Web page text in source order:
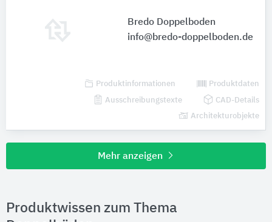
Bredo Doppelboden
info@bredo-doppelboden.de
Produktinformationen Produktdaten
Ausschreibungstexte CAD-Details
Architekturobjekte
Mehr anzeigen
Produktwissen zum Thema